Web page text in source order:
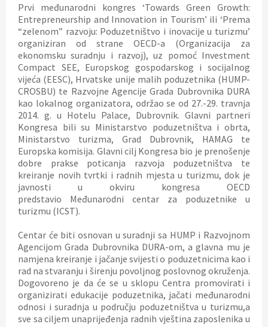
M
N
U
Prvi međunarodni kongres ‘Towards Green Growth:
Entrepreneurship and Innovation in Tourism’ ili ‘Prema
“zelenom” razvoju: Poduzetništvo i inovacije u turizmu’
organiziran od strane OECD-a (Organizacija za
ekonomsku suradnju i razvoj), uz pomoć Investment
Compact SEE, Europskog gospodarskog i socijalnog
vijeća (EESC), Hrvatske unije malih poduzetnika (HUMP-
CROSBU) te Razvojne Agencije Grada Dubrovnika DURA
kao lokalnog organizatora, održao se od 27.-29. travnja
2014. g. u Hotelu Palace, Dubrovnik. Glavni partneri
Kongresa bili su Ministarstvo poduzetništva i obrta,
Ministarstvo turizma, Grad Dubrovnik, HAMAG te
Europska komisija. Glavni cilj Kongresa bio je prenošenje
dobre prakse poticanja razvoja poduzetništva te
kreiranje novih tvrtki i radnih mjesta u turizmu, dok je
javnosti u okviru kongresa OECD
predstavio Međunarodni centar za poduzetnike u
turizmu (ICST).
Centar će biti osnovan u suradnji sa HUMP i Razvojnom
Agencijom Grada Dubrovnika DURA-om, a glavna mu je
namjena kreiranje i jačanje svijesti o poduzetnicima kao i
rad na stvaranju i širenju povoljnog poslovnog okruženja.
Dogovoreno je da će se u sklopu Centra promovirati i
organizirati edukacije poduzetnika, jačati međunarodni
odnosi i suradnja u području poduzetništva u turizmu,a
sve sa ciljem unaprijeđenja radnih vještina zaposlenika u